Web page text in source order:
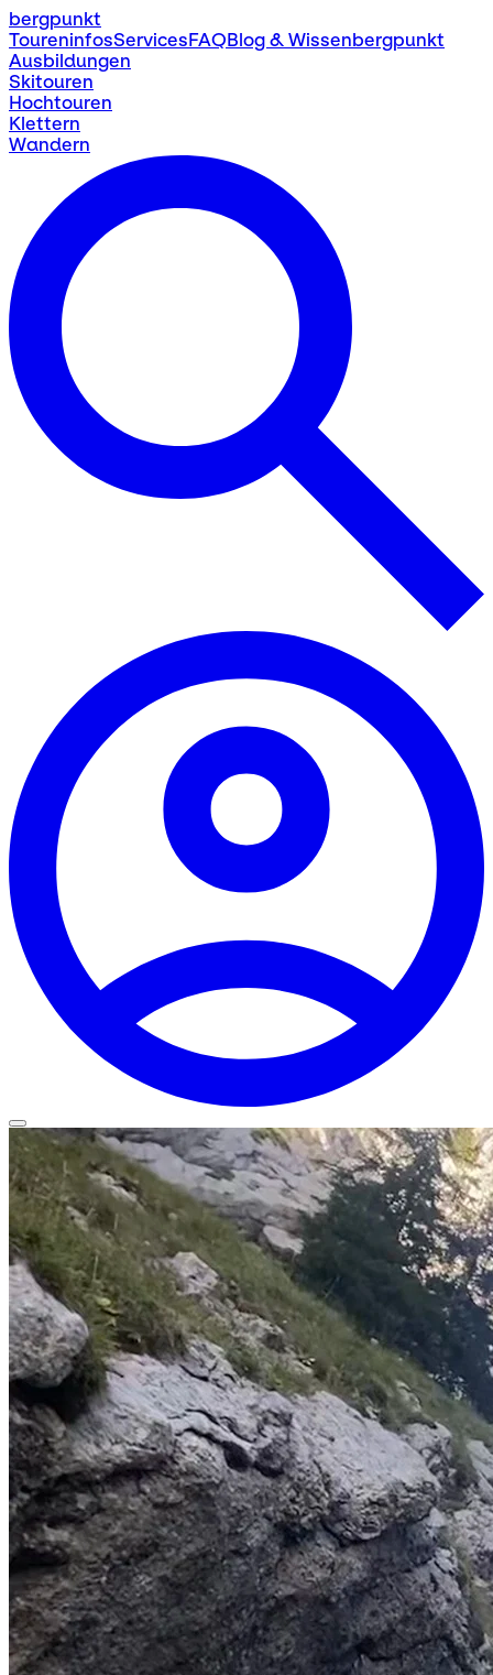
bergpunkt
ToureninfosServicesFAQBlog & Wissenbergpunkt
Ausbildungen
Skitouren
Hochtouren
Klettern
Wandern